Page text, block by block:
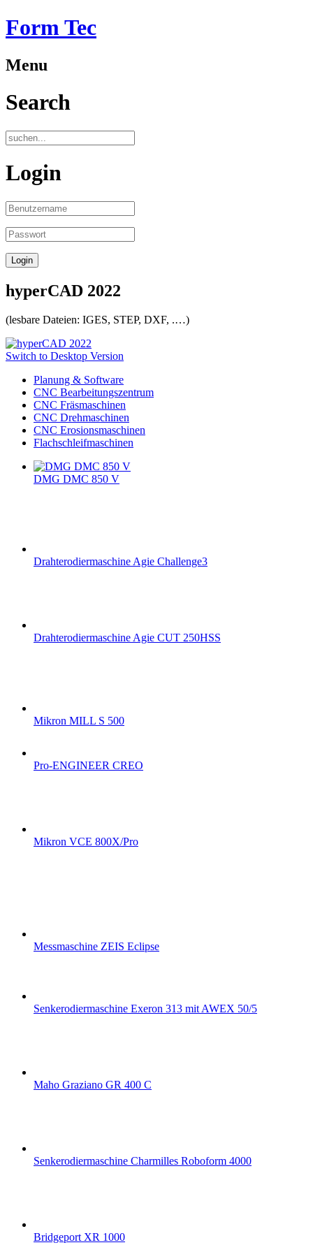
Form Tec
Menu
Search
Login
hyperCAD 2022
(lesbare Dateien: IGES, STEP, DXF, .…)
Switch to Desktop Version
Planung & Software
CNC Bearbeitungszentrum
CNC Fräsmaschinen
CNC Drehmaschinen
CNC Erosionsmaschinen
Flachschleifmaschinen
DMG DMC 850 V
Drahterodiermaschine Agie Challenge3
Drahterodiermaschine Agie CUT 250HSS
Mikron MILL S 500
Pro-ENGINEER CREO
Mikron VCE 800X/Pro
Messmaschine ZEIS Eclipse
Senkerodiermaschine Exeron 313 mit AWEX 50/5
Maho Graziano GR 400 C
Senkerodiermaschine Charmilles Roboform 4000
Bridgeport XR 1000